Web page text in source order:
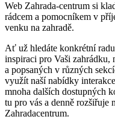
Web Zahrada-centrum si
rádcem a pomocníkem v
venku na zahradě.
Ať už hledáte konkrétní
inspiraci pro Vaši zahrádku,
a popsaných v různých
využít naší nabídky
mnoha dalších dostupných
tu pro vás a denně rozšiřuje
Zahradacentrum.